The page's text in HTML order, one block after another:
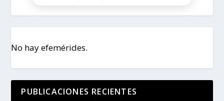
No hay efemérides.
PUBLICACIONES RECIENTES